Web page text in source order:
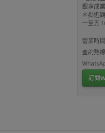
觀塘成
＊鄰近
一至五
營業時
查詢熱線
訂閱